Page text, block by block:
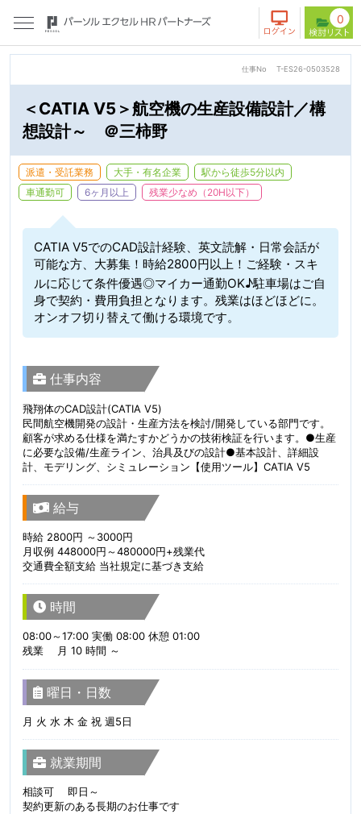
0
仕事No T-ES26-0503528
＜CATIA V5＞航空機の生産設備設計／構
想設計～ ＠三柿野
派遣・受託業務 大手・有名企業
駅から徒歩5分以内
車通勤可
6ヶ月以上 残業少なめ（20H以下）
CATIA V5でのCAD設計経験、英文読解・日常会話が
可能な方、大募集！時給2800円以上！ご経験・スキ
ルに応じて条件優遇◎マイカー通勤OK♪駐車場はご自
身で契約・費用負担となります。残業はほどほどに。
オンオフ切り替えて働ける環境です。
仕事内容
飛翔体のCAD設計(CATIA V5)
民間航空機開発の設計・生産方法を検討/開発している部門です。
顧客が求める仕様を満たすかどうかの技術検証を行います。●生産
に必要な設備/生産ライン、治具及びの設計●基本設計、詳細設
計、モデリング、シミュレーション【使用ツール】CATIA V5
給与
時給 2800円 ～3000円
月収例 448000円～480000円+残業代
交通費全額支給 当社規定に基づき支給
時間
08:00～17:00 実働 08:00 休憩 01:00
残業 月 10 時間 ～
曜日・日数
月 火 水 木 金 祝 週5日
就業期間
相談可 即日～
契約更新のある長期のお仕事です